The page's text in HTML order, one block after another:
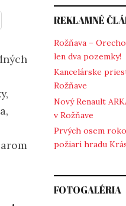
REKLAMNÉ
Rožňava –
len dva pozemky!
Kancelárske
Rožňave
Nový Renault
v Rožňave
Prvých osem
požiari hradu
FOTOGALÉRIA